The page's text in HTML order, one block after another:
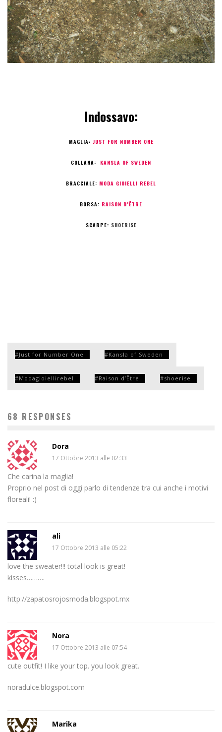
Indossavo:
MAGLIA: JUST FOR NUMBER ONE
COLLANA: KANSLA OF SWEDEN
BRACCIALE: MODA GIOIELLI REBEL
BORSA: RAISON D’ÊTRE
SCARPE: SHOERISE
Just for Number One Kansla of Sweden
Modagioiellirebel Raison d’Être shoerise
68 RESPONSES
Dora
17 Ottobre 2013 alle 02:33
Che carina la maglia!
Proprio nel post di oggi parlo di tendenze tra cui anche i motivi
floreali! :)
ali
17 Ottobre 2013 alle 05:22
love the sweater!!! total look is great!
kisses……….
http://zapatosrojosmoda.blogspot.mx
Nora
17 Ottobre 2013 alle 07:54
cute outfit! I like your top. you look great.
noradulce.blogspot.com
Marika